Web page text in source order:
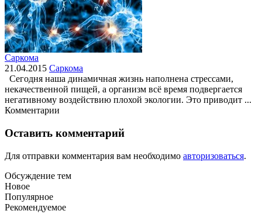
Саркома
21.04.2015 Саркома
Сегодня наша динамичная жизнь наполнена стрессами,
некачественной пищей, а организм всё время подвергается
негативному воздействию плохой экологии. Это приводит ...
Комментарии
Оставить комментарий
Для отправки комментария вам необходимо авторизоваться.
Обсуждение тем
Новое
Популярное
Рекомендуемое